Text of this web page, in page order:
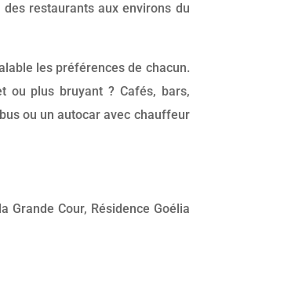
restaurants aux environs du
les préférences de chacun.
ou plus bruyant ? Cafés, bars,
ou un autocar avec chauffeur
Grande Cour, Résidence Goélia